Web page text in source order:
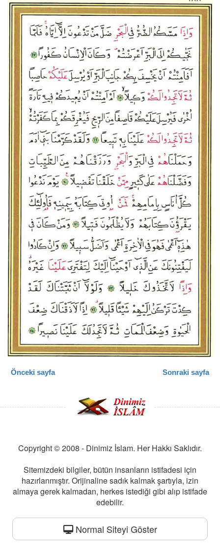
Önceki sayfa Sonraki sayfa
Copyright © 2008 - Dinimiz İslam. Her Hakkı Saklıdır.
Sitemizdeki bilgiler, bütün insanların istifadesi için
hazırlanmıştır. Orijinaline sadık kalmak şartıyla, izin
almaya gerek kalmadan, herkes istediği gibi alıp istifade
edebilir.
Normal Siteyi Göster